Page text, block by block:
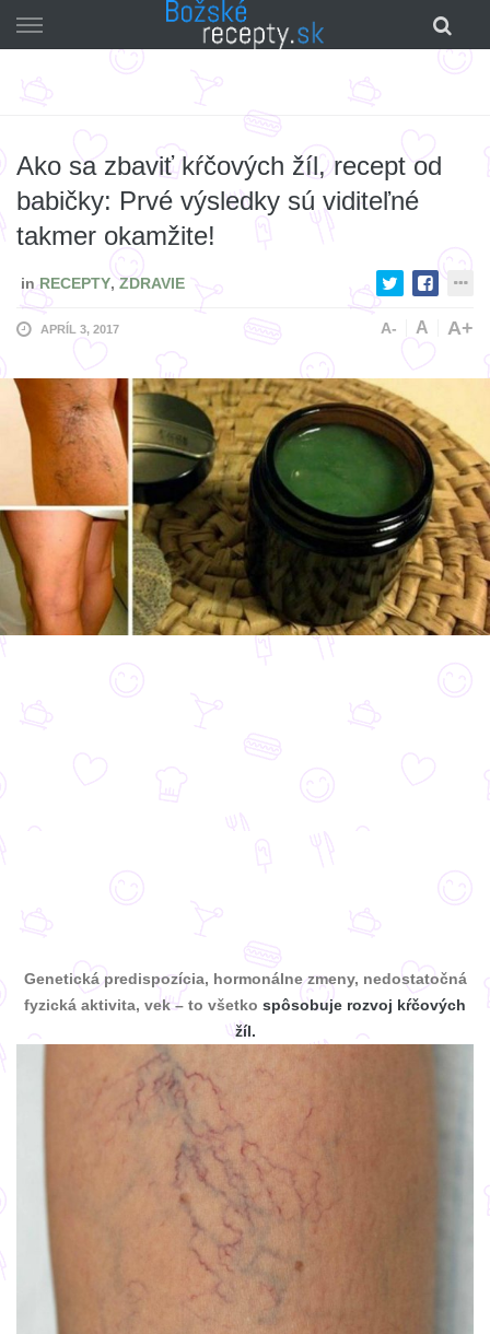
to
Ako sa zbaviť kŕčových žíl, recept od
babičky: Prvé výsledky sú viditeľné
takmer okamžite!
in RECEPTY,ZDRAVIE
APRÍL 3, 2017 A- A A+
Genetická predispozícia, hormonálne zmeny, nedostatočná
fyzická aktivita, vek – to všetko spôsobuje rozvoj kŕčových
žíl.